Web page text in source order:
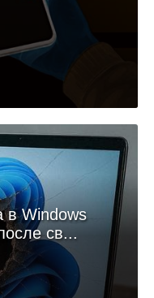
в Windows
св...